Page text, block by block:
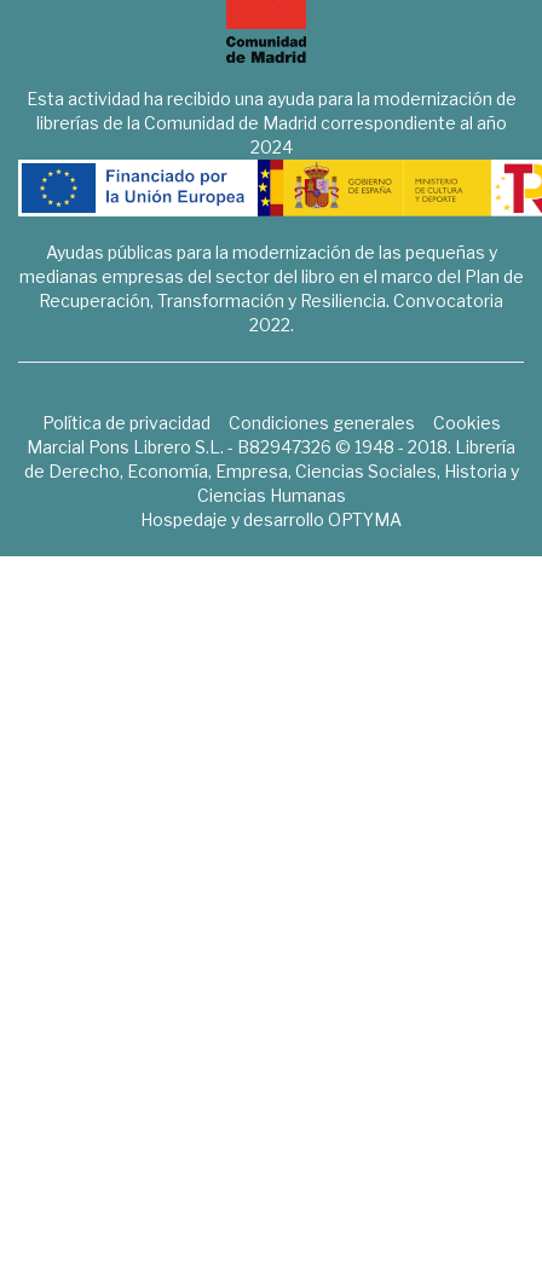
Esta actividad ha recibido una ayuda para la modernización de
librerías de la Comunidad de Madrid correspondiente al año
2024
Ayudas públicas para la modernización de las pequeñas y
medianas empresas del sector del libro en el marco del Plan de
Recuperación, Transformación y Resiliencia. Convocatoria
2022.
Política de privacidad Condiciones generales
Cookies
Marcial Pons Librero S.L. - B82947326 © 1948 - 2018. Librería
de Derecho, Economía, Empresa, Ciencias Sociales, Historia y
Ciencias Humanas
Hospedaje y desarrollo OPTYMA